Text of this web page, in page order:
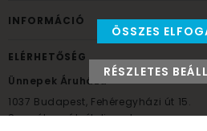
INFORMÁCIÓ
ELÉRHETŐSÉG
Ünnepek Áruháza
1037 Budapest, Fehéregyházi út 15.
Személyes átvételi pont
ÖSSZES
RÉSZLETES